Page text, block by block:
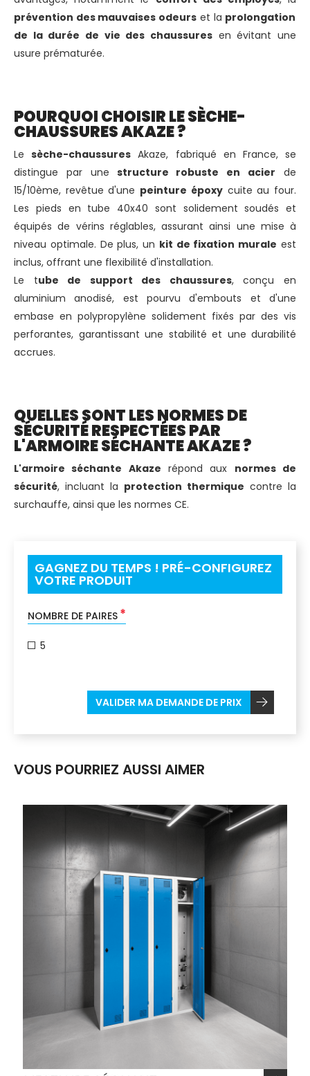
prévention des mauvaises odeurs et la prolongation
de la durée de vie des chaussures en évitant une
usure prématurée.
POURQUOI CHOISIR LE SÈCHE-
CHAUSSURES AKAZE ?
Lesèche-chaussures Akaze, fabriqué en France, se
distingue par une structure robuste en acier de
15/10ème, revêtue d'une peinture époxycuite au four.
Les pieds en tube 40x40 sont solidement soudés et
équipés de vérins réglables, assurant ainsi une mise à
niveau optimale. De plus, un kit de fixation murale est
inclus, offrant une flexibilité d'installation.
Le tube de support des chaussures, conçu en
aluminium anodisé, est pourvu d'embouts et d'une
embase en polypropylène solidement fixés par des vis
perforantes, garantissant une stabilité et une durabilité
accrues.
QUELLES SONT LES NORMES DE
SÉCURITÉ RESPECTÉES PAR
L'ARMOIRE SÉCHANTE AKAZE ?
L'armoire séchante Akaze répond aux normes de
sécurité, incluant la protection thermique contre la
surchauffe, ainsi que les normes CE.
GAGNEZ DU TEMPS ! PRÉ-CONFIGUREZ
VOTRE PRODUIT
NOMBRE DE PAIRES *
5
VALIDER MA DEMANDE DE PRIX
VOUS POURRIEZ AUSSI AIMER